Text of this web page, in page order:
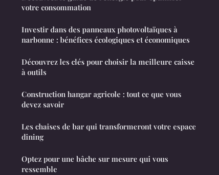
votre consommation
Investir dans des panneaux photovoltaïques à
narbonne : bénéfices écologiques et économiques
Découvrez les clés pour choisir la meilleure caisse
à outils
Construction hangar agricole : tout ce que vous
devez savoir
Les chaises de bar qui transformeront votre espace
dining
Optez pour une bâche sur mesure qui vous
ressemble